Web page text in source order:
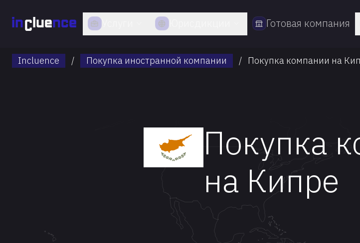
Услуги Юрисдикции Готовая компания
Incluence / Покупка иностранной компании / Покупка компании на
Покупка
на Кипре